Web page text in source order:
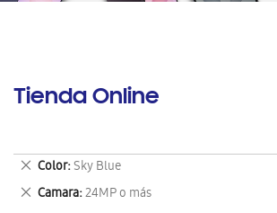
Tienda Online
Color Sky Blue
Eliminar
este
artículo
Camara 24MP o más
Eliminar